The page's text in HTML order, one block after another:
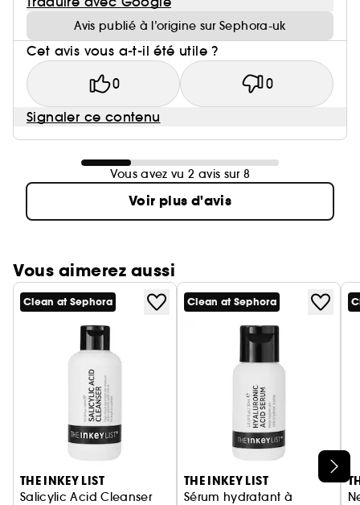
Avis publié à l’origine sur Sephora-uk
Cet avis vous a-t-il été utile ?
0 0
Signaler ce contenu
Vous avez vu 2 avis sur 8
Voir plus d'avis
Vous aimerez aussi
Ignorer le carrousel produits
Clean at Sephora
THE INKEY LIST
Salicylic Acid Cleanser
Clean at Sephora
THE INKEY LIST
Sérum hydratant à